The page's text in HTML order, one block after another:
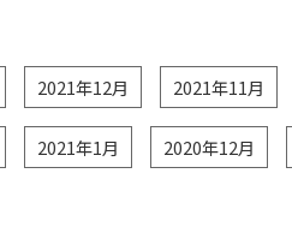
2021年12月 2021年11月
2021年1月 2020年12月